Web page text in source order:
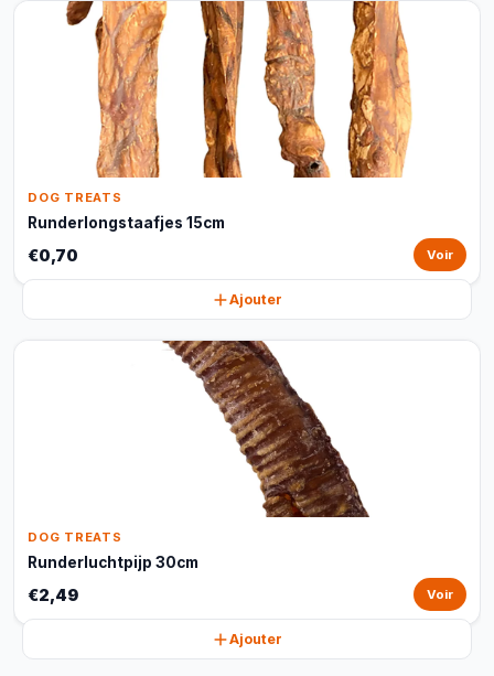
DOG TREATS
Runderlongstaafjes 15cm
€0,70 Voir
Ajouter
DOG TREATS
Runderluchtpijp 30cm
€2,49 Voir
Ajouter